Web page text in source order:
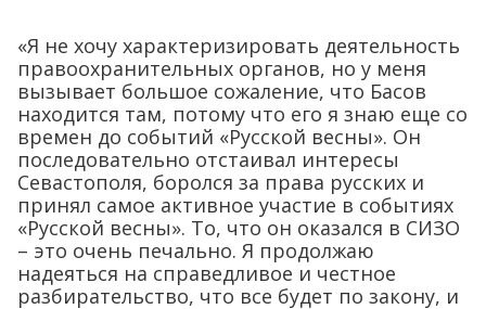
«Я не хочу характеризировать деятельность
правоохранительных органов, но у меня
вызывает большое сожаление, что Басов
находится там, потому что его я знаю еще со
времен до событий «Русской весны». Он
последовательно отстаивал интересы
Севастополя, боролся за права русских и
принял самое активное участие в событиях
«Русской весны». То, что он оказался в СИЗО
– это очень печально. Я продолжаю
надеяться на справедливое и честное
разбирательство, что все будет по закону, и